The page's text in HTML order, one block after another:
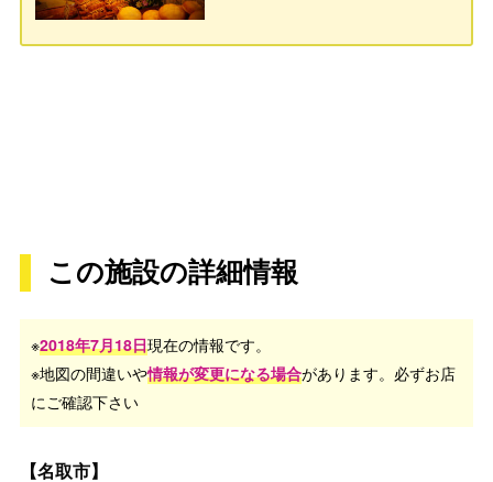
この施設の詳細情報
※2018年7月18日現在の情報です。
※地図の間違いや情報が変更になる場合があります。必ずお店
にご確認下さい
【名取市】